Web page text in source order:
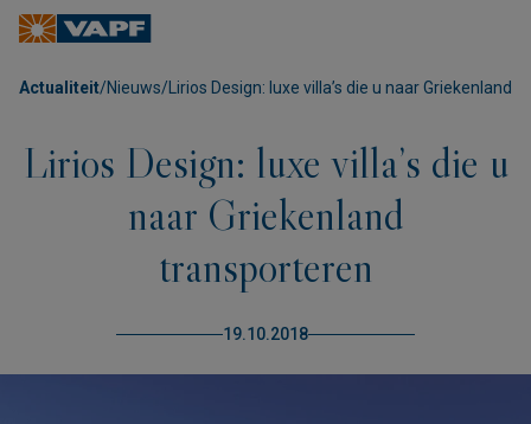
Actualiteit/Nieuws/ Lirios Design: luxe villa’s die u naar Griekenland
Lirios Design: luxe villa’s die u
naar Griekenland
transporteren
19.10.2018